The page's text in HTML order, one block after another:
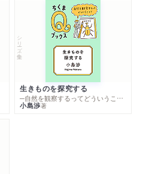
シリーズ・全集
生きものを探究する
─自然を観察するってどういうこと？
小島渉著